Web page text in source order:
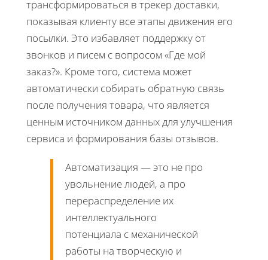
трансформироваться в трекер доставки,
показывая клиенту все этапы движения его
посылки. Это избавляет поддержку от
звонков и писем с вопросом «Где мой
заказ?». Кроме того, система может
автоматически собирать обратную связь
после получения товара, что является
ценным источником данных для улучшения
сервиса и формирования базы отзывов.
Автоматизация — это не про
увольнение людей, а про
перераспределение их
интеллектуального
потенциала с механической
работы на творческую и